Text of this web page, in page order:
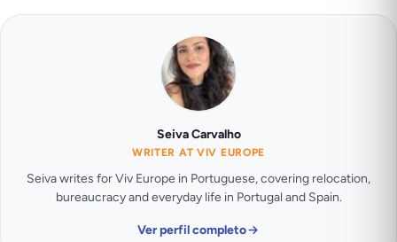
Seiva Carvalho
WRITER AT VIV EUROPE
Seiva writes for Viv Europe in Portuguese, covering relocation,
bureaucracy and everyday life in Portugal and Spain.
Ver perfil completo